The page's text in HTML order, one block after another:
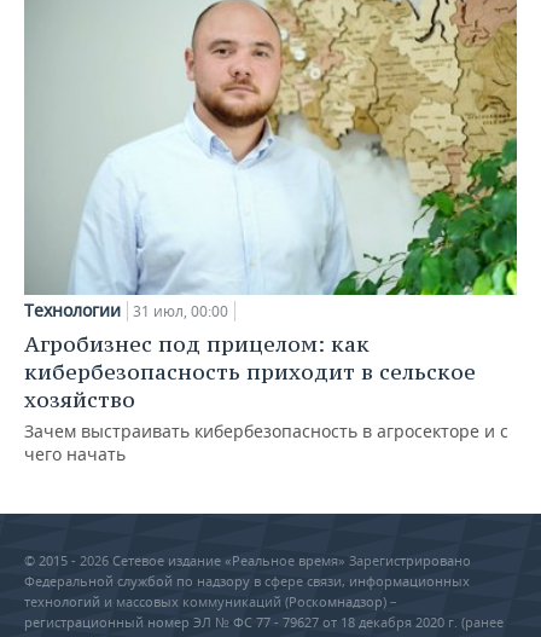
Технологии 31 июл, 00:00
Агробизнес под прицелом: как
кибербезопасность приходит в сельское
хозяйство
Зачем выстраивать кибербезопасность в агросекторе и с
чего начать
© 2015 - 2026 Сетевое издание «Реальное время» Зарегистрировано
Федеральной службой по надзору в сфере связи, информационных
технологий и массовых коммуникаций (Роскомнадзор) –
регистрационный номер ЭЛ № ФС 77 - 79627 от 18 декабря 2020 г. (ранее